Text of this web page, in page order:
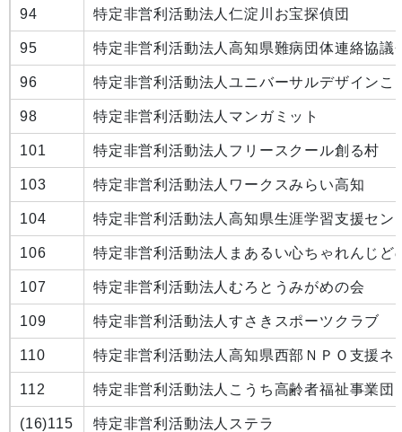
94 特定非営利活動法人仁淀川お宝探偵団
95 特定非営利活動法人高知県難病団体連絡協議
96 特定非営利活動法人ユニバーサルデザインこ
98 特定非営利活動法人マンガミット
101 特定非営利活動法人フリースクール創る村
103 特定非営利活動法人ワークスみらい高知
104 特定非営利活動法人高知県生涯学習支援セン
106 特定非営利活動法人まあるい心ちゃれんじど
107 特定非営利活動法人むろとうみがめの会
109 特定非営利活動法人すさきスポーツクラブ
110 特定非営利活動法人高知県西部ＮＰＯ支援ネ
112 特定非営利活動法人こうち高齢者福祉事業
(16)115 特定非営利活動法人ステラ